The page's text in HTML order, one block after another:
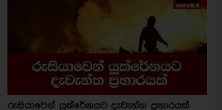
රුසියාවෙන් යුක්රේනයට දැවැන්ත ප්‍රහාරයක්